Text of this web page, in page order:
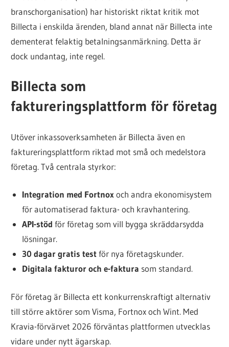
branschorganisation) har historiskt riktat kritik mot
Billecta i enskilda ärenden, bland annat när Billecta inte
dementerat felaktig betalningsanmärkning. Detta är
dock undantag, inte regel.
Billecta som
faktureringsplattform för företag
Utöver inkassoverksamheten är Billecta även en
faktureringsplattform riktad mot små och medelstora
företag. Två centrala styrkor:
Integration med Fortnoxoch andra ekonomisystem
för automatiserad faktura- och kravhantering.
API-stöd för företag som vill bygga skräddarsydda
lösningar.
30 dagar gratis testför nya företagskunder.
Digitala fakturor och e-faktura som standard.
För företag är Billecta ett konkurrenskraftigt alternativ
till större aktörer som Visma, Fortnox och Wint. Med
Kravia-förvärvet 2026 förväntas plattformen utvecklas
vidare under nytt ägarskap.